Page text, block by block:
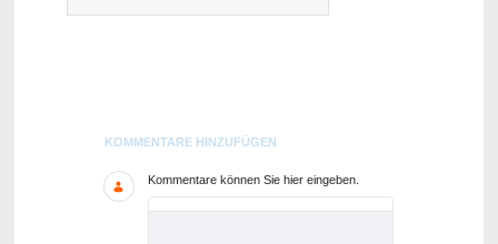
Blogs
KOMMENTARE HINZUFÜGEN
Kommentare können Sie hier eingeben.